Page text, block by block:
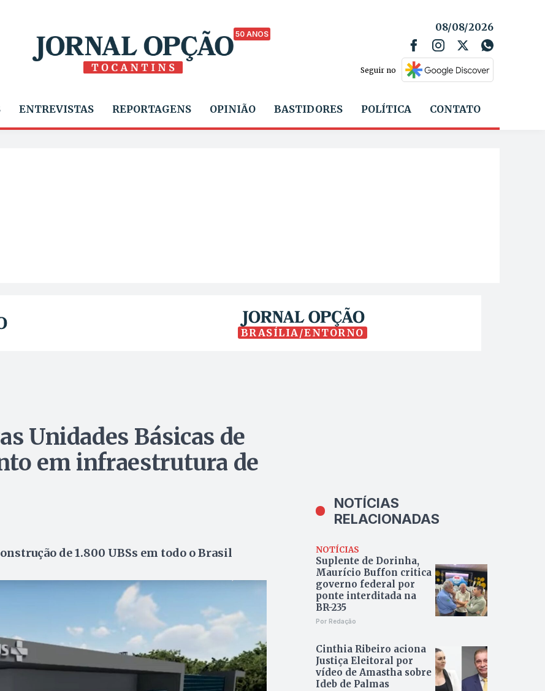
50 ANOS
08/08/2026
Seguir no
ENTREVISTAS REPORTAGENS OPINIÃO BASTIDORES POLÍTICA CONTATO
BRASÍLIA/ENTORNO
Unidades Básicas de
em infraestrutura de
de 1.800 UBSs em todo o Brasil
NOTÍCIAS
RELACIONADAS
NOTÍCIAS
Suplente de Dorinha,
Maurício Buffon critica
governo federal por
ponte interditada na
BR-235
Por Redação
Cinthia Ribeiro aciona
Justiça Eleitoral por
vídeo de Amastha sobre
Ideb de Palmas